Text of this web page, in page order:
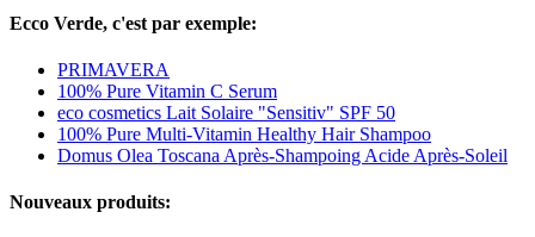
Ecco Verde, c'est par exemple:
PRIMAVERA
100% Pure Vitamin C Serum
eco cosmetics Lait Solaire "Sensitiv" SPF 50
100% Pure Multi-Vitamin Healthy Hair Shampoo
Domus Olea Toscana Après-Shampoing Acide Après-Soleil
Nouveaux produits: